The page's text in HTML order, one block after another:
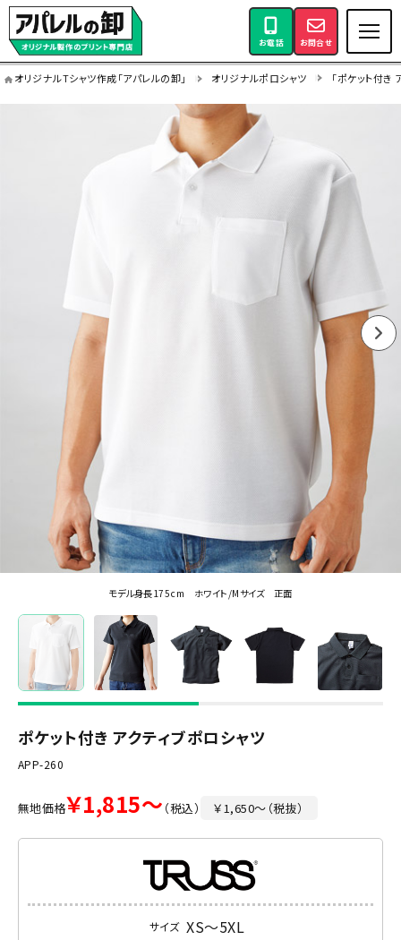
お電話 お問合せ
オリジナルTシャツ作成「アパレルの卸」 オリジナルポロシャツ 「ポケット付き
モデル身長175cm ホワイト/Mサイズ 正面
ポケット付き アクティブポロシャツ
APP-260
無地価格￥1,815～ （税込） ￥1,650～（税抜）
サイズ XS～5XL